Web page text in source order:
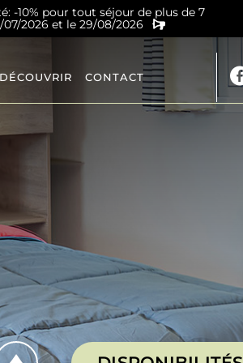
-10% pour tout séjour de plus de 7
2026 et le 29/08/2026
CONTACT